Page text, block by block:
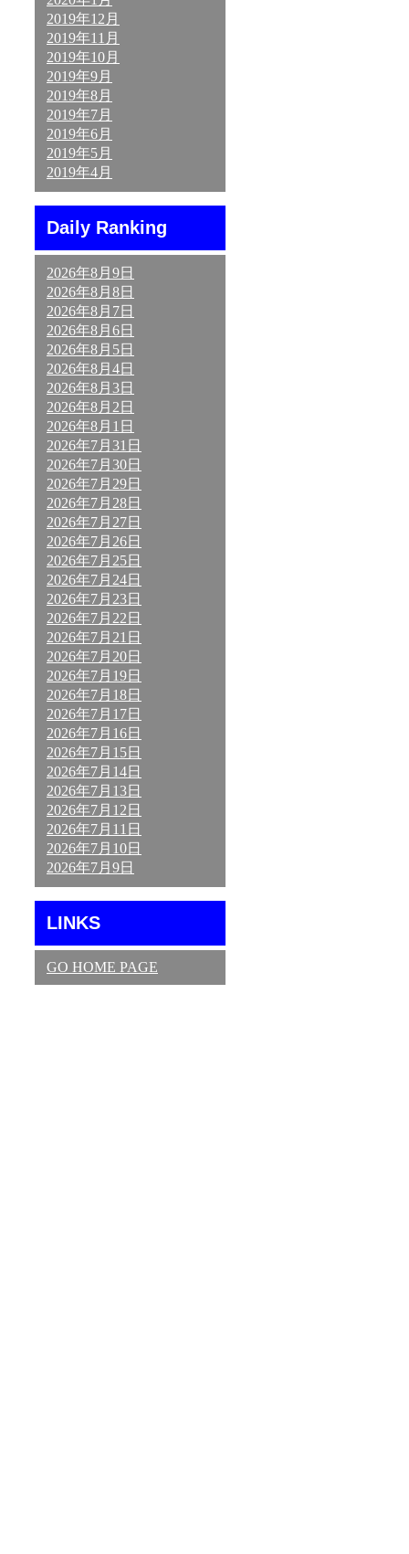
2019年12月
2019年11月
2019年10月
2019年9月
2019年8月
2019年7月
2019年6月
2019年5月
2019年4月
Daily Ranking
2026年8月9日
2026年8月8日
2026年8月7日
2026年8月6日
2026年8月5日
2026年8月4日
2026年8月3日
2026年8月2日
2026年8月1日
2026年7月31日
2026年7月30日
2026年7月29日
2026年7月28日
2026年7月27日
2026年7月26日
2026年7月25日
2026年7月24日
2026年7月23日
2026年7月22日
2026年7月21日
2026年7月20日
2026年7月19日
2026年7月18日
2026年7月17日
2026年7月16日
2026年7月15日
2026年7月14日
2026年7月13日
2026年7月12日
2026年7月11日
2026年7月10日
2026年7月9日
LINKS
GO HOME PAGE